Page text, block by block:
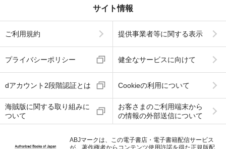
サイト情報
ご利用規約 提供事業者等に関する表示
プライバシーポリシー 健全なサービスに向けて
dアカウント2段階認証とは Cookieの利用について
海賊版に関する取り組みに
ついて
お客さまのご利用端末から
の情報の外部送信について
ABJマークは、この電子書店・電子書籍配信サービス
が、著作権者からコンテンツ使用許諾を得た正規版配